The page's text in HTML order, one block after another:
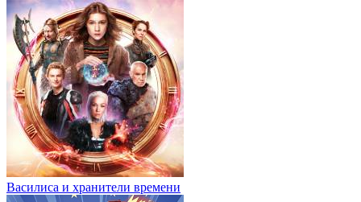
Василиса и хранители времени